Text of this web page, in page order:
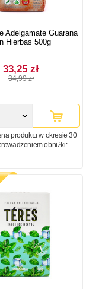
Adelgamate Guarana
Hierbas 500g
33,25 zł
34,99 zł
produktu w okresie 30
obniżki: